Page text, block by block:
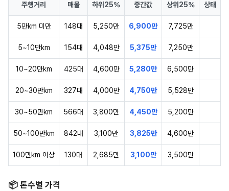
주행거리 매물 하위25% 중간값 상위25% 상태
5만km 미만 148대 5,250만 6,900만 7,725만
5~10만km 154대 4,048만 5,375만 7,250만
10~20만km 425대 4,600만 5,280만 6,500만
20~30만km 327대 4,000만 4,750만 5,528만
30~50만km 566대 3,800만 4,450만 5,200만
50~100만km 842대 3,100만 3,825만 4,600만
100만km 이상 130대 2,685만 3,100만 3,500만
📦 톤수별 가격